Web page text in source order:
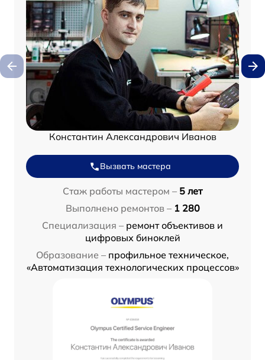
Константин Александрович Иванов
Вызвать мастера
Стаж работы мастером – 5 лет
Выполнено ремонтов – 1 280
Специализация – ремонт объективов и
цифровых биноклей
Образование – профильное техническое,
«Автоматизация технологических процессов»